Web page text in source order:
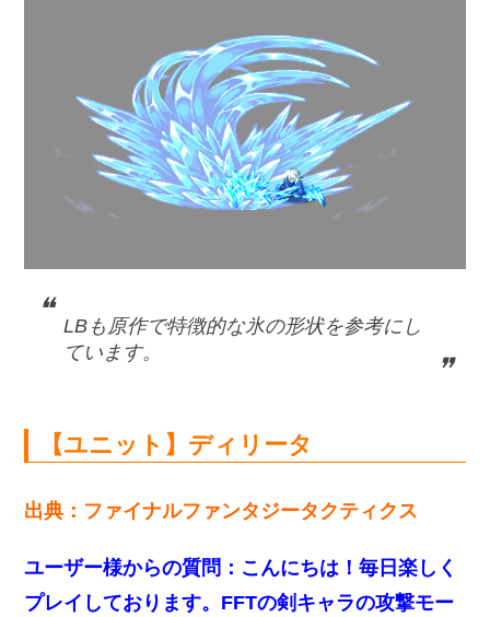
LBも原作で特徴的な氷の形状を参考にし
ています。
【ユニット】ディリータ
出典：ファイナルファンタジータクティクス
ユーザー様からの質問： こんにちは！毎日楽しく
プレイしております。FFTの剣キャラの攻撃モー